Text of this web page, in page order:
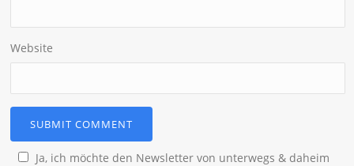
Website
Ja, ich möchte den Newsletter von unterwegs & daheim